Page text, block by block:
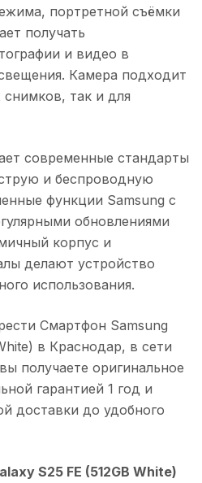
портретной съёмки
получать
и видео в
Камера подходит
так и для
современные стандарты
и беспроводную
функции Samsung с
обновлениями
корпус и
делают устройство
использования.
Смартфон Samsung
в Краснодар, в сети
получаете оригинальное
гарантией 1 год и
доставки до удобного
S25 FE (512GB White)